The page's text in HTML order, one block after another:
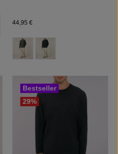
Regulärer Preis:
44,95 €
Farbe auswählen
29%
Bestseller